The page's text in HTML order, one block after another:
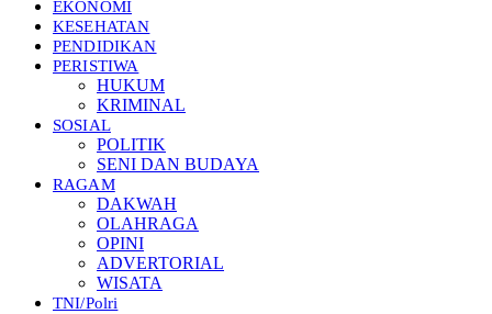
EKONOMI
KESEHATAN
PENDIDIKAN
PERISTIWA
HUKUM
KRIMINAL
SOSIAL
POLITIK
SENI DAN BUDAYA
RAGAM
DAKWAH
OLAHRAGA
OPINI
ADVERTORIAL
WISATA
TNI/Polri